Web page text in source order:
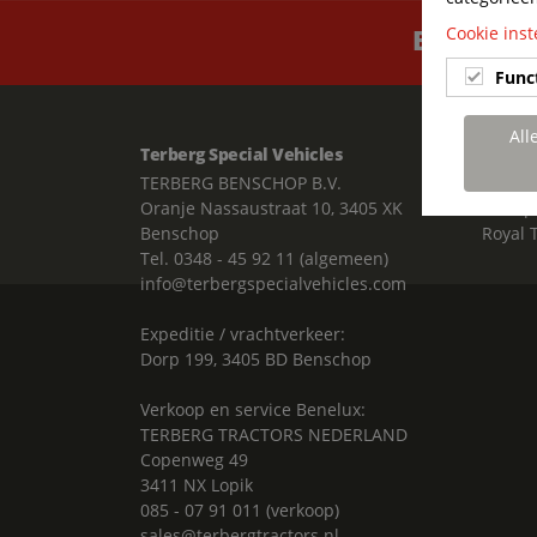
BUILT TO
Terberg Special Vehicles
TERBERG BENSCHOP B.V.
Oranje Nassaustraat 10, 3405 XK
Benschop
Tel. 0348 - 45 92 11 (algemeen)
info@terbergspecialvehicles.com
Expeditie / vrachtverkeer:
Dorp 199, 3405 BD Benschop
Verkoop en service Benelux:
TERBERG TRACTORS NEDERLAND
Copenweg 49
3411 NX Lopik
085 - 07 91 011 (verkoop)
Royal
Cookie